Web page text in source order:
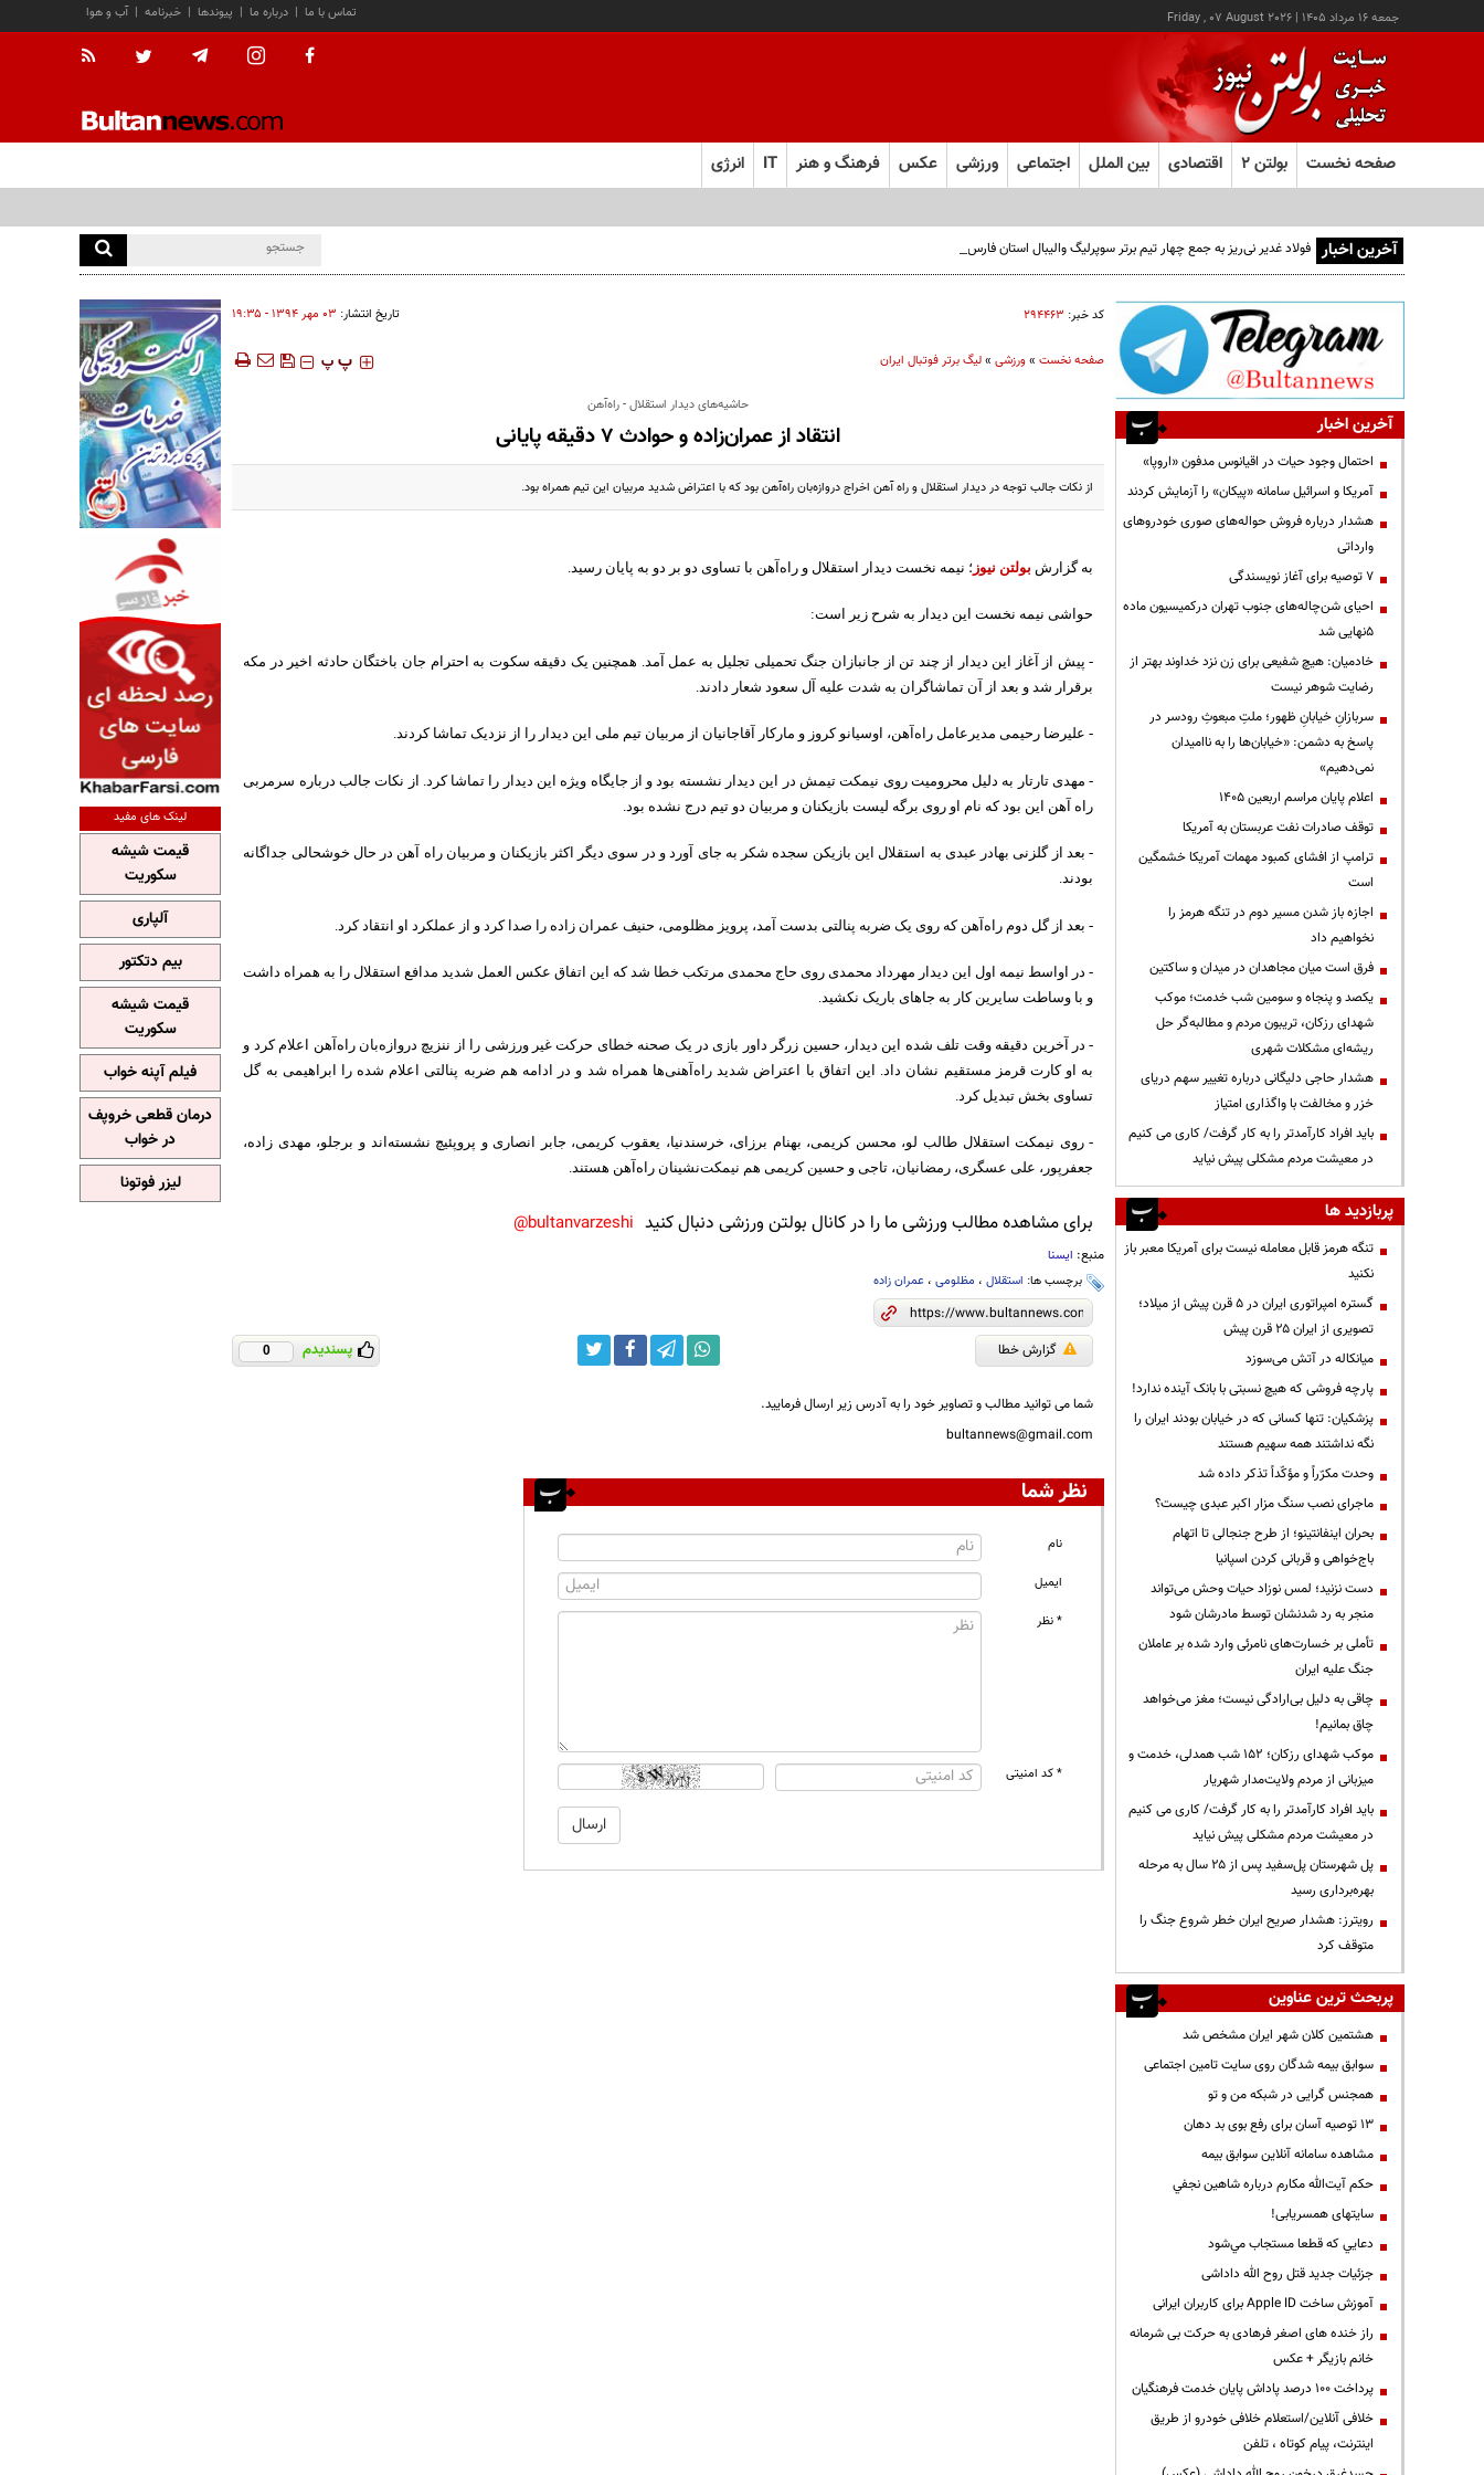
جمعه ۱۶ مرداد ۱۴۰۵ |
Friday , 07 August 2026 آب و هوا | خبرنامه | پیوندها | درباره ما | تماس با ما
صفحه نخست بولتن ۲ اقتصادی بین الملل اجتماعی ورزشی عکس فرهنگ و هنر IT انرژی
آخرین اخبار فولاد غدیر نی‌ریز به جمع چهار تیم برتر سوپرلیگ والیبال استان فارس صعود کرد
کد خبر: ۲۹۴۴۶۳ تاریخ انتشار: ۰۳ مهر ۱۳۹۴ - ۱۹:۳۵
صفحه نخست»ورزشی»لیگ برتر فوتبال ایران ‍‍‍ پ پ
حاشیه‌های دیدار استقلال - راه‌آهن
انتقاد از عمران‌زاده و حوادث 7 دقیقه پایانی
از نکات جالب توجه در دیدار استقلال و راه آهن اخراج دروازه‌بان راه‌آهن بود که با اعتراض شدید مربیان این تیم همراه بود.
به گزارش بولتن نیوز ؛ نیمه نخست دیدار استقلال و راه‌آهن با تساوی دو بر دو به پایان رسید.
حواشی نیمه نخست این دیدار به شرح زیر است:
- پیش از آغاز این دیدار از چند تن از جانبازان جنگ تحمیلی تجلیل به عمل آمد. همچنین یک دقیقه سکوت به احترام جان باختگان حادثه اخیر در مکه
برقرار شد و بعد از آن تماشاگران به شدت علیه آل سعود شعار دادند.
- علیرضا رحیمی مدیرعامل راه‌آهن، اوسیانو کروز و مارکار آقاجانیان از مربیان تیم ملی این دیدار را از نزدیک تماشا کردند.
- مهدی تارتار به دلیل محرومیت روی نیمکت تیمش در این دیدار نشسته بود و از جایگاه ویژه این دیدار را تماشا کرد. از نکات جالب درباره سرمربی
راه آهن این بود که نام او روی برگه لیست بازیکنان و مربیان دو تیم درج نشده بود.
- بعد از گلزنی بهادر عبدی به استقلال این بازیکن سجده شکر به جای آورد و در سوی دیگر اکثر بازیکنان و مربیان راه آهن در حال خوشحالی جداگانه
بودند.
- بعد از گل دوم راه‌آهن که روی یک ضربه پنالتی بدست آمد، پرویز مظلومی، حنیف عمران زاده را صدا کرد و از عملکرد او انتقاد کرد.
- در اواسط نیمه اول این دیدار مهرداد محمدی روی حاج محمدی مرتکب خطا شد که این اتفاق عکس العمل شدید مدافع استقلال را به همراه داشت
و با وساطت سایرین کار به جاهای باریک نکشید.
- در آخرین دقیقه وقت تلف شده این دیدار، حسین زرگر داور بازی در یک صحنه خطای حرکت غیر ورزشی‌ را از ننزیچ دروازه‌بان راه‌آهن اعلام کرد و
به او کارت قرمز مستقیم نشان داد. این اتفاق با اعتراض شدید راه‌آهنی‌ها همراه شد و در ادامه هم ضربه پنالتی اعلام شده را ابراهیمی به گل
تساوی بخش تبدیل کرد.
- روی نیمکت استقلال طالب لو، محسن کریمی، بهنام برزای، خرسندنیا، یعقوب کریمی، جابر انصاری و پروپئیچ نشسته‌اند و برجلو، مهدی زاده،
جعفرپور، علی عسگری، رمضانیان، تاجی و حسین کریمی هم نیمکت‌نشینان راه‌آهن هستند.
برای مشاهده مطالب ورزشی ما را در کانال بولتن ورزشی دنبال کنید bultanvarzeshi@
منبع: ایسنا
برچسب ها: استقلال، مظلومی، عمران زاده
گزارش خطا پسندیدم 0
شما می توانید مطالب و تصاویر خود را به آدرس زیر ارسال فرمایید.
bultannews@gmail.com
نظر شما
نام
ایمیل
* نظر
* کد امنیتی
آخرین اخبار
احتمال وجود حیات در اقیانوس مدفون «اروپا»
آمریکا و اسرائیل سامانه «پیکان» را آزمایش کردند
هشدار درباره فروش حواله‌های صوری خودروهای
وارداتی
۷ توصیه برای آغاز نویسندگی
احیای شن‌چاله‌های جنوب تهران درکمیسیون ماده
۵نهایی شد
خادمیان: هیچ شفیعی برای زن نزد خداوند بهتر از
رضایت شوهر نیست
سربازانِ خیابانِ ظهور؛ ملتِ مبعوثِ رودسر در
پاسخ به دشمن: «خیابان‌ها را به ناامیدان
نمی‌دهیم»
اعلام پایان مراسم اربعین ۱۴۰۵
توقف صادرات نفت عربستان به آمریکا
ترامپ از افشای کمبود مهمات آمریکا خشمگین
است
اجازه باز شدن مسیر دوم در تنگه هرمز را
نخواهیم داد
فرق است میان مجاهدان در میدان و ساکتین
یکصد و پنجاه و سومین شب خدمت؛ موکب
شهدای رزکان، تریبون مردم و مطالبه‌گر حل
ریشه‌ای مشکلات شهری
هشدار حاجی دلیگانی درباره تغییر سهم دریای
خزر و مخالفت با واگذاری امتیاز
باید افراد کارآمدتر را به کار گرفت/ کاری می کنیم
در معیشت مردم مشکلی پیش نیاید
پربازدید ها
تنگه هرمز قابل معامله نیست برای آمریکا معبر باز
نکنید
گستره امپراتوری ایران در ۵ قرن پیش از میلاد؛
تصویری از ایران ۲۵ قرن پیش
میانکاله در آتش می‌سوزد
پارچه فروشی که هیچ نسبتی با بانک آینده ندارد!
پزشکیان: تنها کسانی که در خیابان بودند ایران را
نگه نداشتند همه سهیم هستند
وحدت مکرّراً و مؤکّداً تذکر داده شد
ماجرای نصب سنگ مزار اکبر عبدی چیست؟
بحران اینفانتینو؛ از طرح جنجالی تا اتهام
باج‌خواهی و قربانی کردن اسپانیا
دست نزنید؛ لمس نوزاد حیات وحش می‌تواند
منجر به رد شدنشان توسط مادرشان شود
تأملی بر خسارت‌های نامرئی وارد شده بر عاملان
جنگ علیه ایران
چاقی به دلیل بی‌ارادگی نیست؛ مغز می‌خواهد
چاق بمانیم!
موکب شهدای رزکان؛ ۱۵۲ شب همدلی، خدمت و
میزبانی از مردم ولایت‌مدار شهریار
باید افراد کارآمدتر را به کار گرفت/ کاری می کنیم
در معیشت مردم مشکلی پیش نیاید
پل شهرستان پل‌سفید پس از ۲۵ سال به مرحله
بهره‌برداری رسید
رویترز: هشدار صریح ایران خطر شروع جنگ را
متوقف کرد
پربحث ترین عناوین
هشتمین کلان شهر ایران مشخص شد
سوابق بیمه شدگان روی سایت تامین اجتماعی
همجنس گرایی در شبکه من و تو
13 توصیه آسان برای رفع بوی بد دهان
مشاهده سامانه آنلاين سوابق بیمه
حكم آيت‌الله مكارم درباره شاهين نجفي
سایتهای همسریابی!
دعايي كه قطعا مستجاب مي‌شود
جزئیات جدید قتل روح الله داداشی
آموزش ساخت Apple ID برای کاربران ایرانی
راز خنده های اصغر فرهادی به حرکت بی شرمانه
خانم بازیگر + عکس
پرداخت ۱۰۰ درصد پاداش پایان خدمت فرهنگیان
خلافی آنلاین/استعلام خلافی خودرو از طریق
اینترنت، پیام کوتاه ، تلفن
لینک های مفید
قیمت شیشه
سکوریت
آلپاری
بیم دتکتور
قیمت شیشه
سکوریت
فیلم آپنه خواب
درمان قطعی خروپف
در خواب
لیزر فوتونا